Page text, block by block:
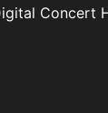
Concert